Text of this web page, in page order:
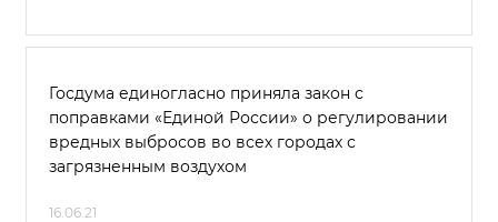
Госдума единогласно приняла закон с
поправками «Единой России» о регулировании
вредных выбросов во всех городах с
загрязненным воздухом
16.06.21